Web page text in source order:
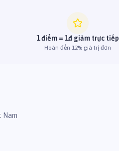
1 điểm = 1đ giảm trực tiếp
Hoàn đến 12% giá trị đơn
Nam